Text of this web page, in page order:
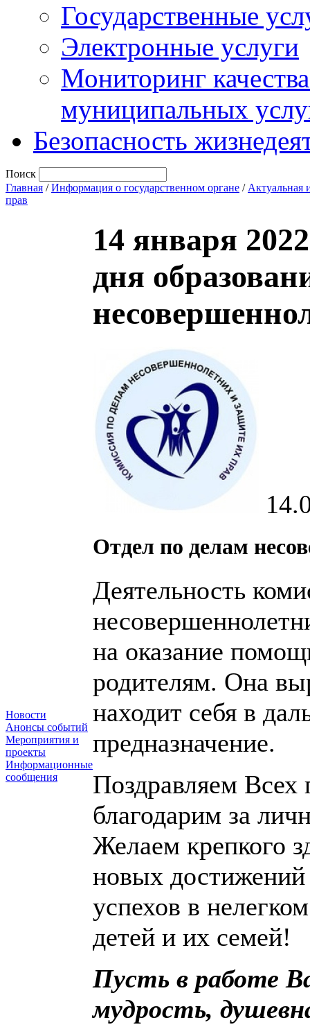
Государственные
Электронные услуги
Мониторинг
муниципальных
Безопасность
Поиск
Главная /Информация о государственном органе / Актуальная
прав
Новости
Анонсы событий
Мероприятия и
проекты
Информационные
сообщения
14 января
дня
Отдел по делам
Деятельность
на оказание
родителям. Она
находит себя в
предназначение.
Поздравляем Всех
благодарим за
Желаем крепкого
новых достижений
успехов в
детей и их семей!
Пусть в работе
мудрость,